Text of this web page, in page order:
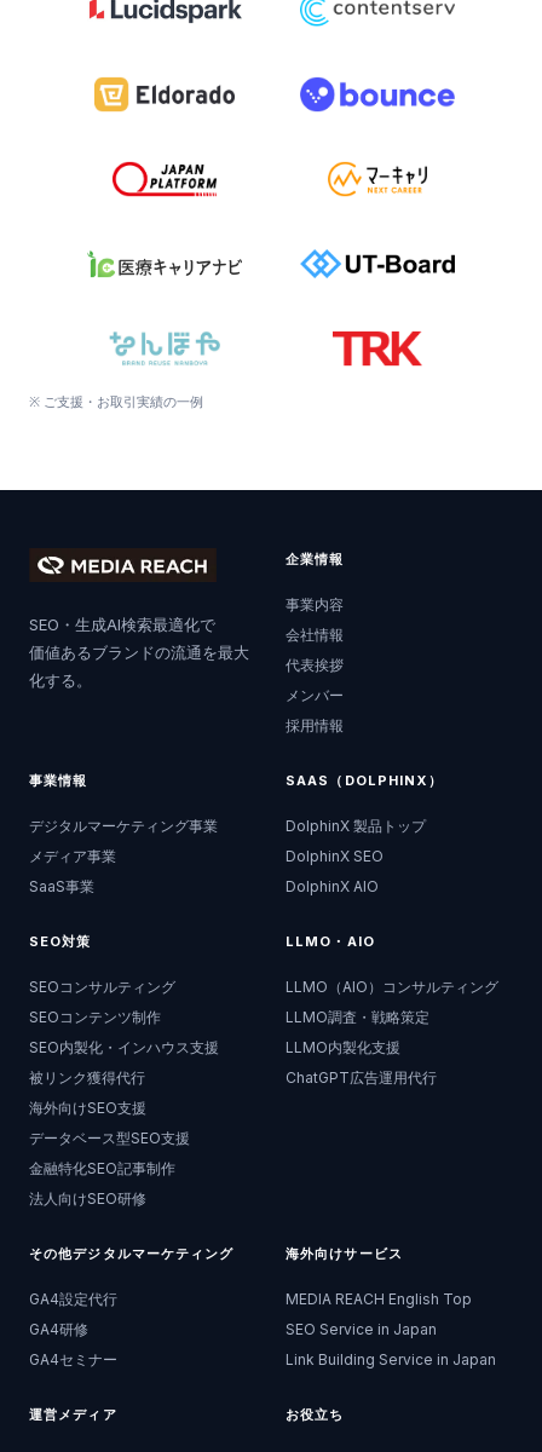
※ ご支援・お取引実績の一例
SEO・生成AI検索最適化で
価値あるブランドの流通を最大
化する。
企業情報
事業内容
会社情報
代表挨拶
メンバー
採用情報
事業情報
デジタルマーケティング事業
メディア事業
SaaS事業
SAAS（DOLPHINX）
DolphinX 製品トップ
DolphinX SEO
DolphinX AIO
SEO対策
SEOコンサルティング
SEOコンテンツ制作
SEO内製化・インハウス支援
被リンク獲得代行
海外向けSEO支援
データベース型SEO支援
金融特化SEO記事制作
法人向けSEO研修
LLMO・AIO
LLMO（AIO）コンサルティング
LLMO調査・戦略策定
LLMO内製化支援
ChatGPT広告運用代行
その他デジタルマーケティング
GA4設定代行
GA4研修
GA4セミナー
海外向けサービス
MEDIA REACH English Top
SEO Service in Japan
Link Building Service in Japan
運営メディア お役立ち